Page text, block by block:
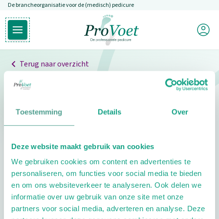
Toestemming Details Over
Deze website maakt gebruik van cookies
We gebruiken cookies om content en advertenties te
personaliseren, om functies voor social media te bieden
en om ons websiteverkeer te analyseren. Ook delen we
informatie over uw gebruik van onze site met onze
partners voor social media, adverteren en analyse. Deze
Overslaan en naar de inhoud gaan
De brancheorganisatie voor de (medisch) pedicure
Open hoofdmenu
Ga naar de homepagina
Mijn
Terug naar overzicht
Professionals
Pedicure niet gevonden
pedicure.